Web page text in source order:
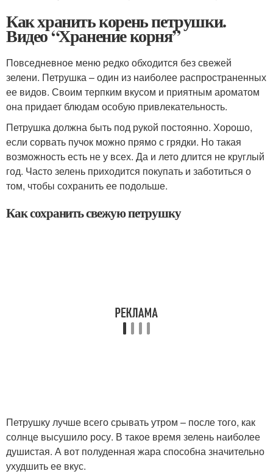
Как хранить корень петрушки.
Видео “Хранение корня”
Повседневное меню редко обходится без свежей
зелени. Петрушка – один из наиболее распространенных
ее видов. Своим терпким вкусом и приятным ароматом
она придает блюдам особую привлекательность.
Петрушка должна быть под рукой постоянно. Хорошо,
если сорвать пучок можно прямо с грядки. Но такая
возможность есть не у всех. Да и лето длится не круглый
год. Часто зелень приходится покупать и заботиться о
том, чтобы сохранить ее подольше.
Как сохранить свежую петрушку
Петрушку лучше всего срывать утром – после того, как
солнце высушило росу. В такое время зелень наиболее
душистая. А вот полуденная жара способна значительно
ухудшить ее вкус.